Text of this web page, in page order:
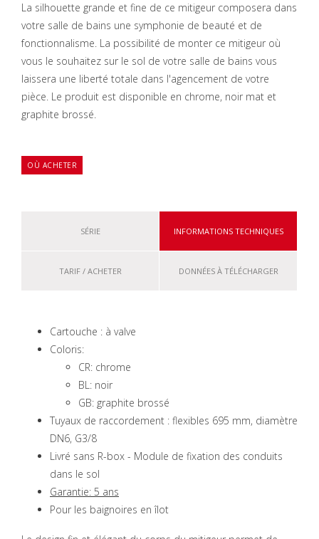
La silhouette grande et fine de ce mitigeur composera dans
votre salle de bains une symphonie de beauté et de
fonctionnalisme. La possibilité de monter ce mitigeur où
vous le souhaitez sur le sol de votre salle de bains vous
laissera une liberté totale dans l'agencement de votre
pièce. Le produit est disponible en chrome, noir mat et
graphite brossé.
OÙ ACHETER
SÉRIE INFORMATIONS TECHNIQUES
TARIF / ACHETER DONNÉES À TÉLÉCHARGER
Cartouche : à valve
Coloris:
CR: chrome
BL: noir
GB: graphite brossé
Tuyaux de raccordement : flexibles 695 mm, diamètre
DN6, G3/8
Livré sans R-box - Module de fixation des conduits
dans le sol
Garantie: 5 ans
Pour les baignoires en îlot